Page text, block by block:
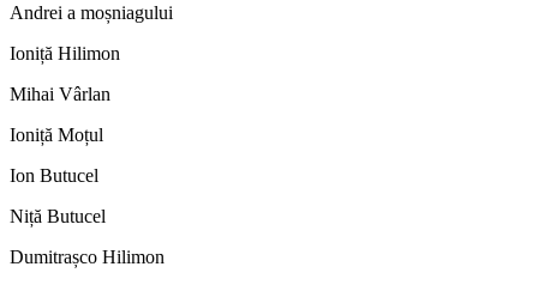
Andrei a moșniagului
Ioniță Hilimon
Mihai Vârlan
Ioniță Moțul
Ion Butucel
Niță Butucel
Dumitrașco Hilimon